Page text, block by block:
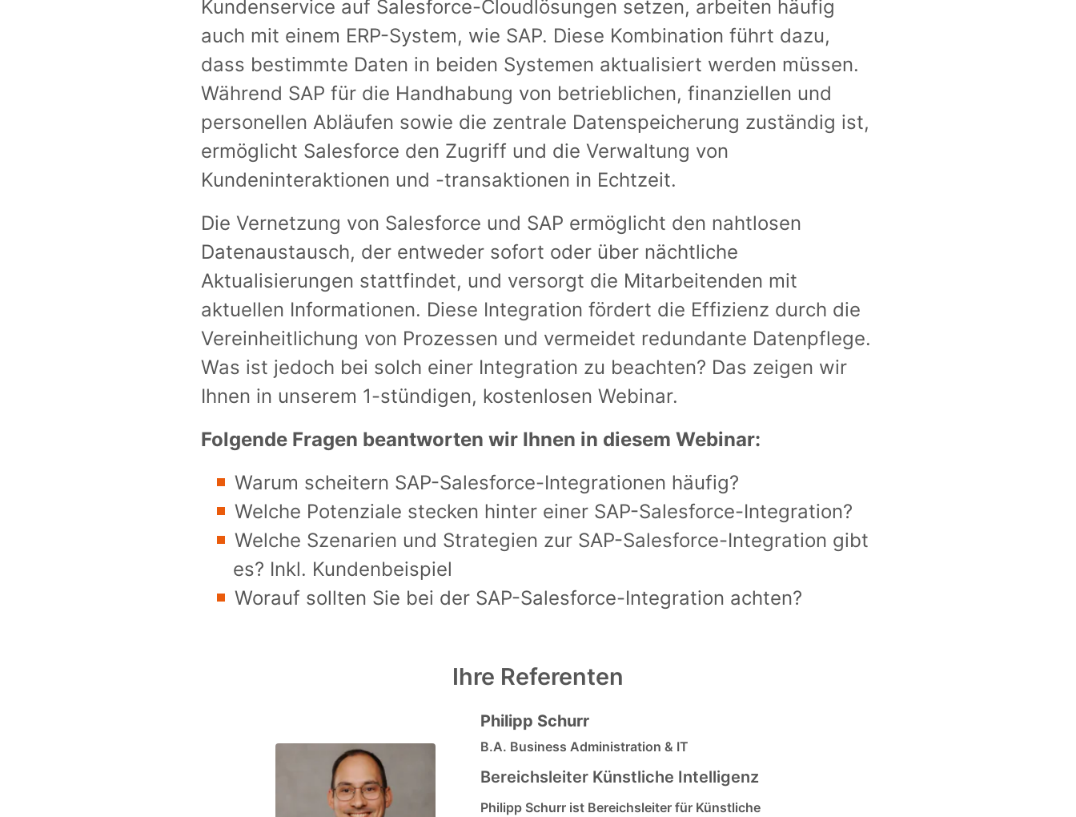
Kundenservice auf Salesforce-Cloudlösungen setzen, arbeiten häufig
auch mit einem ERP-System, wie SAP. Diese Kombination führt dazu,
dass bestimmte Daten in beiden Systemen aktualisiert werden müssen.
Während SAP für die Handhabung von betrieblichen, finanziellen und
personellen Abläufen sowie die zentrale Datenspeicherung zuständig ist,
ermöglicht Salesforce den Zugriff und die Verwaltung von
Kundeninteraktionen und -transaktionen in Echtzeit.
Die Vernetzung von Salesforce und SAP ermöglicht den nahtlosen
Datenaustausch, der entweder sofort oder über nächtliche
Aktualisierungen stattfindet, und versorgt die Mitarbeitenden mit
aktuellen Informationen. Diese Integration fördert die Effizienz durch die
Vereinheitlichung von Prozessen und vermeidet redundante Datenpflege.
Was ist jedoch bei solch einer Integration zu beachten? Das zeigen wir
Ihnen in unserem 1-stündigen, kostenlosen Webinar.
Folgende Fragen beantworten wir Ihnen in diesem Webinar:
Warum scheitern SAP-Salesforce-Integrationen häufig?
Welche Potenziale stecken hinter einer SAP-Salesforce-Integration?
Welche Szenarien und Strategien zur SAP-Salesforce-Integration gibt
es? Inkl. Kundenbeispiel
Worauf sollten Sie bei der SAP-Salesforce-Integration achten?
Ihre Referenten
Philipp Schurr
B.A. Business Administration & IT
Bereichsleiter Künstliche Intelligenz
Philipp Schurr ist Bereichsleiter für Künstliche